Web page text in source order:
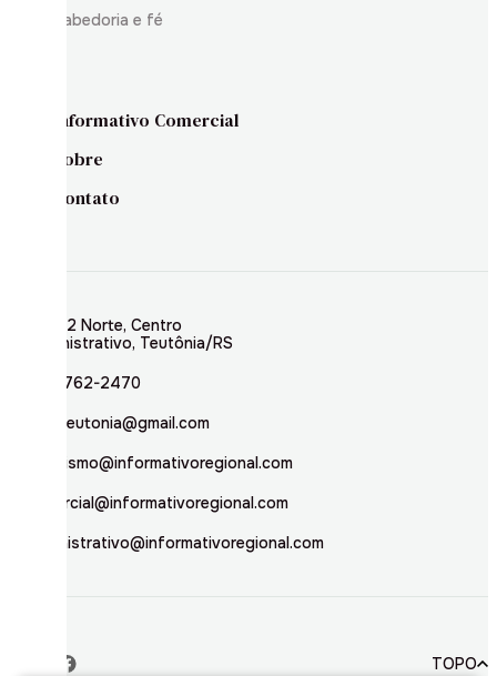
Sabedoria e fé
Informativo Comercial
Sobre
Contato
Rua 02 Norte, Centro
Administrativo, Teutônia/RS
(51) 3762-2470
inforteutonia@gmail.com
jornalismo@informativoregional.com
comercial@informativoregional.com
administrativo@informativoregional.com
TOPO